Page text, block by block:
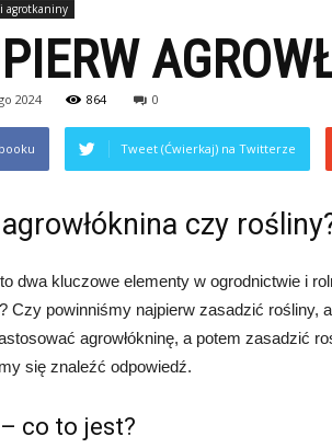
agrotkaniny
2024 864 0
Tweet (Ćwierkaj) na Twitterze
czy
dwa kluczowe elementy w ogrodnictwie i
Czy powinniśmy najpierw zasadzić rośliny,
agrowłókninę, a potem zasadzić
się znaleźć odpowiedź.
co to jest?